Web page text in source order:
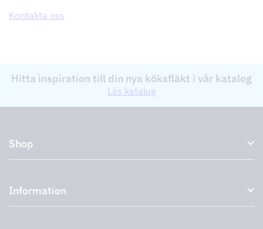
Kontakta oss
Hitta inspiration till din nya köksfläkt i vår katalog
Läs katalog
Shop
Externa fläktar
Plasmafilter
Information